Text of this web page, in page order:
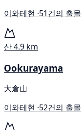
이와테현 ·51건의 출몰
산4.9 km
Ookurayama
大倉山
이와테현 ·52건의 출몰